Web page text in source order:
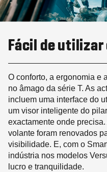
Fácil de
O conforto, a ergonomia e
no âmago da série T. As
incluem uma interface do
um visor inteligente do
exactamente onde
volante foram renovados
visibilidade. E, com o
indústria nos modelos
lucro e tranquilidade.